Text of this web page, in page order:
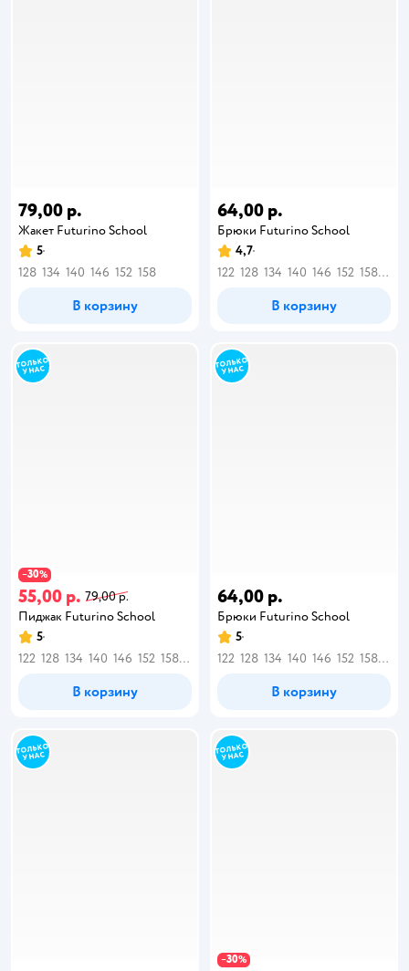
79,00 р.
Жакет Futurino School
5
128 134 140 146 152 158
В корзину
64,00 р.
Брюки Futurino School
4,7
122 128 134 140 146 152 158 164
В корзину
−30%
55,00 р. 79,00 р.
Пиджак Futurino School
5
122 128 134 140 146 152 158 164
В корзину
64,00 р.
Брюки Futurino School
5
122 128 134 140 146 152 158 164
В корзину
−30%